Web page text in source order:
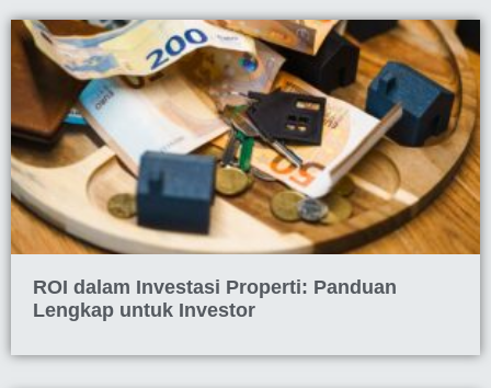
ROI dalam Investasi Properti: Panduan
Lengkap untuk Investor